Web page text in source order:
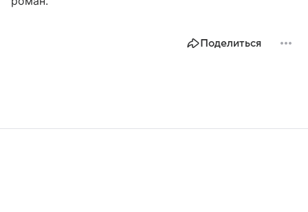
Поделиться